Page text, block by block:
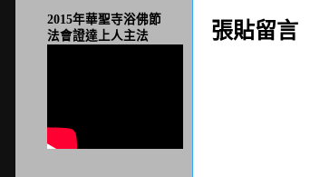
張貼留言
2015年華聖寺浴佛節
法會證達上人主法